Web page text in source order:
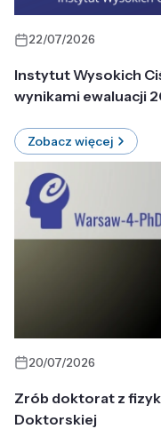
22/07/2026
Instytut Wysokich
wynikami ewaluacji
Zobacz więcej
20/07/2026
Zrób doktorat z
Doktorskiej